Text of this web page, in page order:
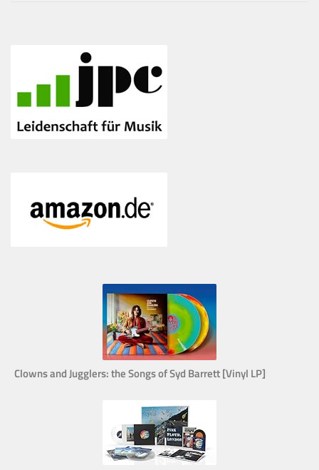
Clowns and Jugglers: the Songs of Syd Barrett [Vinyl LP]